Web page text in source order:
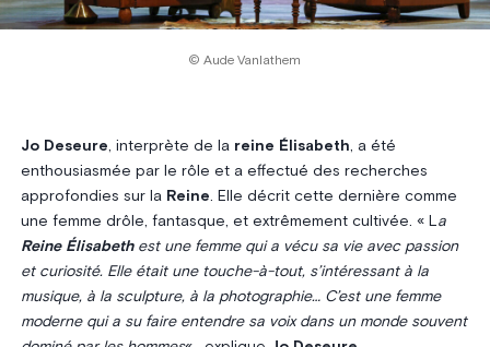
© Aude Vanlathem
Jo Deseure, interprète de la reine Élisabeth, a été
enthousiasmée par le rôle et a effectué des recherches
approfondies sur la Reine. Elle décrit cette dernière comme
une femme drôle, fantasque, et extrêmement cultivée. « La
Reine Élisabethest une femme qui a vécu sa vie avec passion
et curiosité. Elle était une touche-à-tout, s’intéressant à la
musique, à la sculpture, à la photographie… C’est une femme
moderne qui a su faire entendre sa voix dans un monde souvent